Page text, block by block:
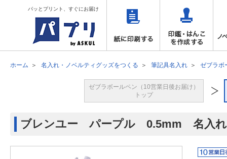
パッとプリント、すぐにお届け
ホーム 名入れ・ノベルティグッズをつくる 筆記具名入れ ゼブラボ
ゼブラボールペン（10営業日後お届け）
トップ
ブレンユー パープル 0.5mm 名入れ